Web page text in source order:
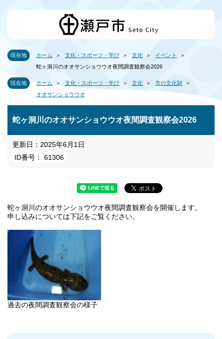
現在地 ホーム 文化・スポーツ・学び 文化
イベント
蛇ヶ洞川のオオサンショウウオ夜間調査観察会2026
現在地 ホーム 文化・スポーツ・学び 文化
市の文化財
オオサンショウウオ
蛇ヶ洞川のオオサンショウウオ夜間調査観察会2026
更新日：2025年6月1日
ID番号： 61306
蛇ヶ洞川のオオサンショウウオ夜間調査観察会を開催します。
申し込みについては下記をご覧ください。
過去の夜間調査観察会の様子